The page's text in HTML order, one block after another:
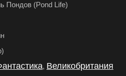
Пондов (Pond Life)
, Великобритания